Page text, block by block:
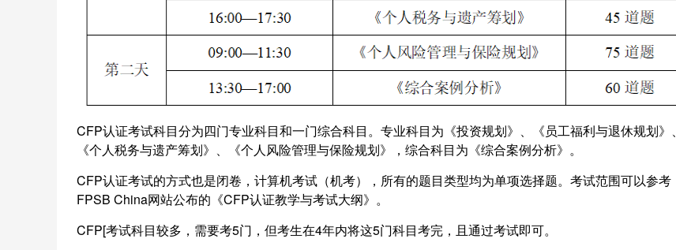
CFP认证考试科目分为四门专业科目和一门综合科目。专业科目为《投资规划》、《员工福利与退休规划》、
《个人税务与遗产筹划》、《个人风险管理与保险规划》，综合科目为《综合案例分析》。
CFP认证考试的方式也是闭卷，计算机考试（机考），所有的题目类型均为单项选择题。考试范围可以参考
FPSB China网站公布的《CFP认证教学与考试大纲》。
CFP[考试科目较多，需要考5门，但考生在4年内将这5门科目考完，且通过考试即可。